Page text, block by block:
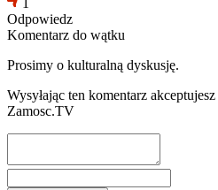
Odpowiedz
Komentarz do wątku
Prosimy o kulturalną dyskusję.
Wysyłając ten komentarz akceptujesz
Zamosc.TV